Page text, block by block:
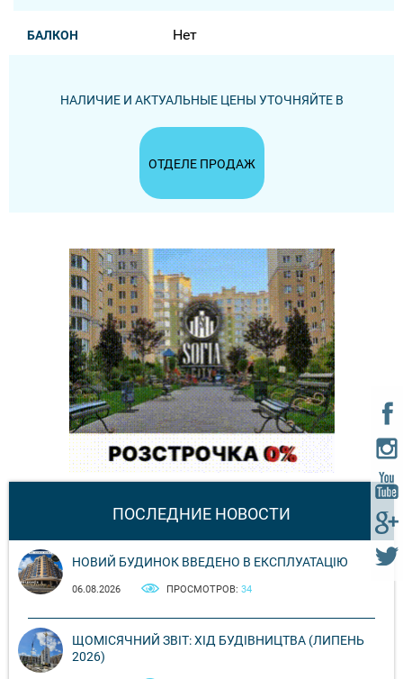
БАЛКОН Нет
НАЛИЧИЕ И АКТУАЛЬНЫЕ ЦЕНЫ УТОЧНЯЙТЕ В
ОТДЕЛЕ ПРОДАЖ
ПОСЛЕДНИЕ НОВОСТИ
НОВИЙ БУДИНОК ВВЕДЕНО В ЕКСПЛУАТАЦІЮ
06.08.2026 ПРОСМОТРОВ: 34
ЩОМІСЯЧНИЙ ЗВІТ: ХІД БУДІВНИЦТВА (ЛИПЕНЬ
2026)